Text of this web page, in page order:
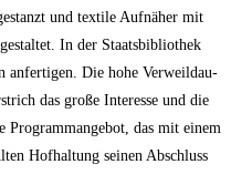
und tex­ti­le Auf­nä­her mit
In der Staats­bi­blio­thek
anfer­ti­gen. Die hohe Ver­weil­dau­
das gro­ße Inter­es­se und die
Pro­gramm­an­ge­bot, das mit einem
Hof­hal­tung sei­nen Abschluss